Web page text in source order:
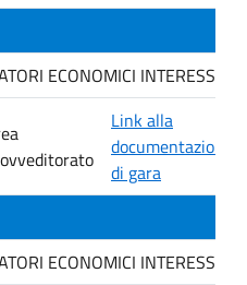
ECONOMICI
Link alla
documentazione
di gara
ECONOMICI